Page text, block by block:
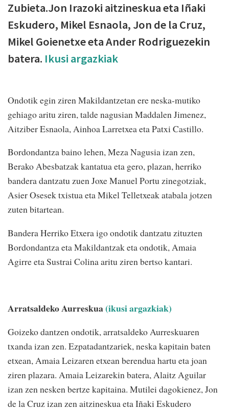
Zubieta.Jon Irazoki aitzineskua eta Iñaki
Eskudero, Mikel Esnaola, Jon de la Cruz,
Mikel Goienetxe eta Ander Rodriguezekin
batera. Ikusi argazkiak
Ondotik egin ziren Makildantzetan ere neska-mutiko
gehiago aritu ziren, talde nagusian Maddalen Jimenez,
Aitziber Esnaola, Ainhoa Larretxea eta Patxi Castillo.
Bordondantza baino lehen, Meza Nagusia izan zen,
Berako Abesbatzak kantatua eta gero, plazan, herriko
bandera dantzatu zuen Joxe Manuel Portu zinegotziak,
Asier Osesek txistua eta Mikel Telletxeak atabala jotzen
zuten bitartean.
Bandera Herriko Etxera igo ondotik dantzatu zituzten
Bordondantza eta Makildantzak eta ondotik, Amaia
Agirre eta Sustrai Colina aritu ziren bertso kantari.
Arratsaldeko Aurreskua(ikusi argazkiak)
Goizeko dantzen ondotik, arratsaldeko Aurreskuaren
txanda izan zen. Ezpatadantzariek, neska kapitain baten
etxean, Amaia Leizaren etxean berendua hartu eta joan
ziren plazara. Amaia Leizarekin batera, Alaitz Aguilar
izan zen nesken bertze kapitaina. Mutilei dagokienez, Jon
de la Cruz izan zen aitzineskua eta Iñaki Eskudero